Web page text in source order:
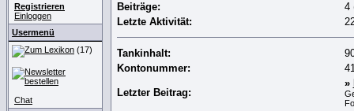
Registrieren
Einloggen
Usermenü
(17)
Chat
Beiträge:
4
Letzte Aktivität:
Tankinhalt:
Kontonummer:
Letzter Beitrag:
»